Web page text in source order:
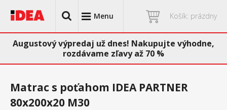
Menu Košík: prázdny
Augustový výpredaj už dnes! Nakupujte výhodne,
rozdávame zľavy až 70 %
Matrac s poťahom IDEA PARTNER
80x200x20 M30